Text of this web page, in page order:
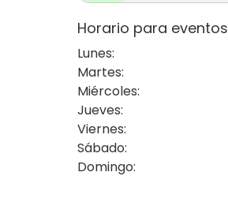
Horario para eventos
Lunes:
Martes:
Miércoles:
Jueves:
Viernes:
Sábado:
Domingo: